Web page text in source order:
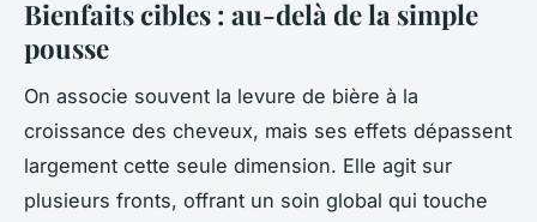
Bienfaits cibles : au-delà de la simple
pousse
On associe souvent la levure de bière à la
croissance des cheveux, mais ses effets dépassent
largement cette seule dimension. Elle agit sur
plusieurs fronts, offrant un soin global qui touche